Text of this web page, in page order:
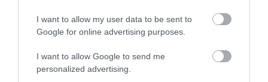
I want to allow my user data to be sent to
Google for online advertising purposes.
I want to allow Google to send me
personalized advertising.